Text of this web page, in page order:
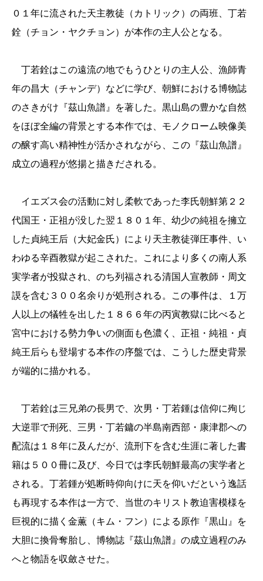
０１年に流された天主教徒（カトリック）の両班、丁若
銓（チョン・ヤクチョン）が本作の主人公となる。
丁若銓はこの遠流の地でもうひとりの主人公、漁師青
年の昌大（チャンデ）などに学び、朝鮮における博物誌
のさきがけ『茲山魚譜』を著した。黒山島の豊かな自然
をほぼ全編の背景とする本作では、モノクローム映像美
の醸す高い精神性が活かされながら、この『茲山魚譜』
成立の過程が悠揚と描きだされる。
イエズス会の活動に対し柔軟であった李氏朝鮮第２２
代国王・正祖が没した翌１８０１年、幼少の純祖を擁立
した貞純王后（大妃金氏）により天主教徒弾圧事件、い
わゆる辛酉教獄が起こされた。これにより多くの南人系
実学者が投獄され、のち列福される清国人宣教師・周文
謨を含む３００名余りが処刑される。この事件は、１万
人以上の犠牲を出した１８６６年の丙寅教獄に比べると
宮中における勢力争いの側面も色濃く、正祖・純祖・貞
純王后らも登場する本作の序盤では、こうした歴史背景
が端的に描かれる。
丁若銓は三兄弟の長男で、次男・丁若鍾は信仰に殉じ
大逆罪で刑死、三男・丁若鏞の半島南西部・康津郡への
配流は１８年に及んだが、流刑下を含む生涯に著した書
籍は５００冊に及び、今日では李氏朝鮮最高の実学者と
される。丁若鍾が処断時仰向けに天を仰いだという逸話
も再現する本作は一方で、当世のキリスト教迫害模様を
巨視的に描く金薫（キム・フン）による原作『黒山』を
大胆に換骨奪胎し、博物誌『茲山魚譜』の成立過程のみ
へと物語を収斂させた。